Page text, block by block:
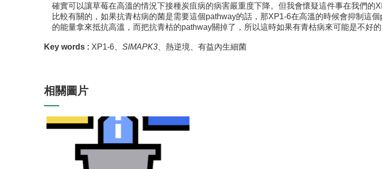
確實可以讓草莓在高溫的情況下接種炭疽病的病害嚴重度下降。但我會懷疑這件事在我們
比較有關的，如果抗青枯病的菌是需要這個pathway的話，那XP1-6在高溫的時候會抑制這
的能量拿來抵抗高溫，而把抗青枯的pathway關掉了，所以這時如果有青枯病來可能是不好
Key words : XP1-6、 SIMAPK3 、熱逆境、有益內生細菌
相關圖片